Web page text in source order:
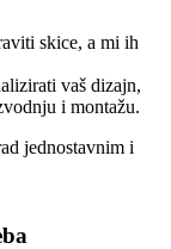
skice, a mi ih
vaš dizajn,
i montažu.
jednostavnim i